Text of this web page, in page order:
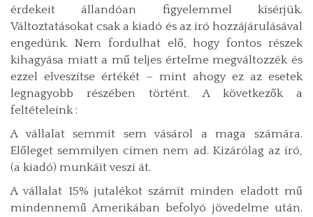
érdekeit állandóan figyelemmel kísérjük.
Változtatásokat csak a kiadó és az író hozzájárulásával
engedünk. Nem fordulhat elő, hogy fontos részek
kihagyása miatt a mű teljes értelme megváltozzék és
ezzel elveszítse értékét – mint ahogy ez az esetek
legnagyobb részében történt. A következők a
feltételeink :
A vállalat semmit sem vásárol a maga számára.
Előleget semmilyen címen nem ad. Kizárólag az író,
(a kiadó) munkáit veszi át.
A vállalat 15% jutalékot számít minden eladott mű
mindennemű Amerikában befolyó jövedelme után.